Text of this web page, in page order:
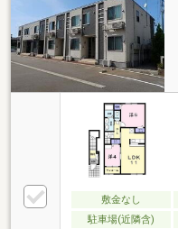
敷金なし
駐車場(近隣含)